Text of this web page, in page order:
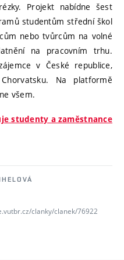
Projekt nabídne šest
studentům střední škol
nebo tvůrcům na volné
na pracovním trhu.
v České republice,
Na platformě
všem.
studenty a zaměstnance
clanky/clanek/76922